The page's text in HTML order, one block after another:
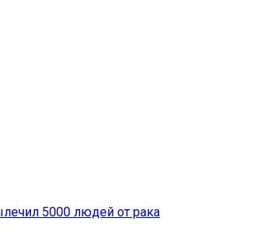
5000 людей от рака